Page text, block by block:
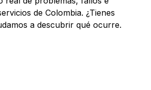
de Colombia. ¿Tienes
a descubrir qué ocurre.